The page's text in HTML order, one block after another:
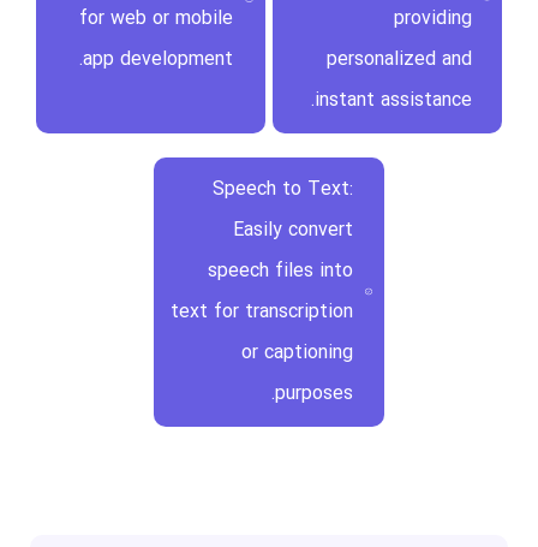
providing
personalized and
instant assistance.
for web or mobile
app development.
Speech to Text:
Easily convert
speech files into
text for transcription
or captioning
purposes.